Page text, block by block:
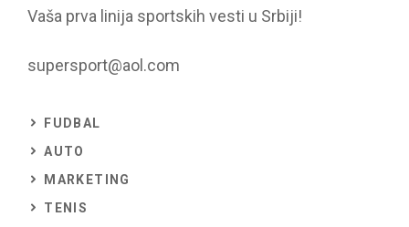
Vaša prva linija sportskih vesti u Srbiji!
supersport@aol.com
FUDBAL
AUTO
MARKETING
TENIS